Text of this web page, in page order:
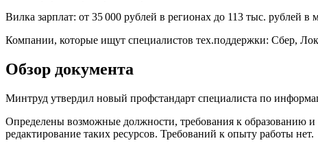
Вилка зарплат: от 35 000 рублей в регионах до 113 тыс. рублей в
Компании, которые ищут специалистов тех.поддержки: Сбер,
Обзор документа
Минтруд утвердил новый профстандарт специалиста по
Определены возможные должности, требования к образованию
редактирование таких ресурсов. Требований к опыту работы нет.